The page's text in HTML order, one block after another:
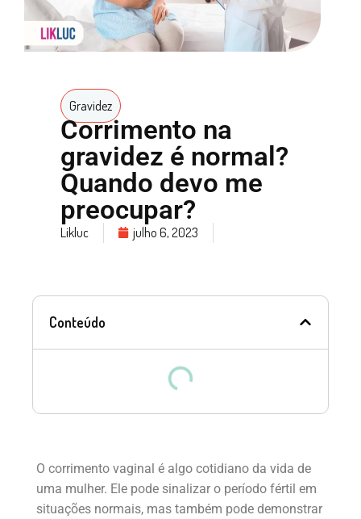
Gravidez
Corrimento na
gravidez é normal?
Quando devo me
preocupar?
Likluc julho 6, 2023
Conteúdo
O corrimento vaginal é algo cotidiano da vida de
uma mulher. Ele pode sinalizar o período fértil em
situações normais, mas também pode demonstrar